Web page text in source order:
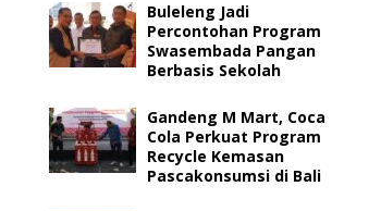
Buleleng Jadi
Percontohan Program
Swasembada Pangan
Berbasis Sekolah
Gandeng M Mart, Coca
Cola Perkuat Program
Recycle Kemasan
Pascakonsumsi di Bali